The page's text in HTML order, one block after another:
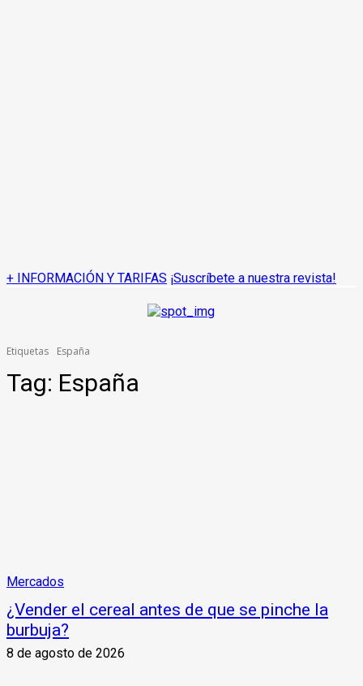
+ INFORMACIÓN Y TARIFAS ¡Suscríbete a nuestra revista!
Etiquetas España
Tag: España
Mercados
¿Vender el cereal antes de que se pinche la
burbuja?
8 de agosto de 2026